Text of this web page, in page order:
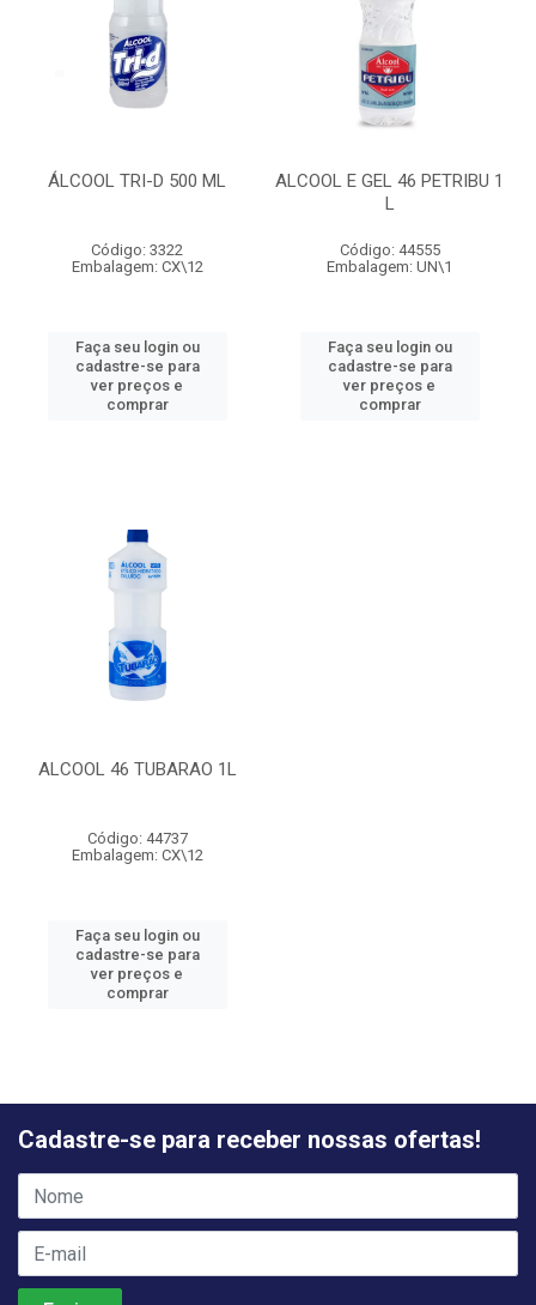
ÁLCOOL TRI-D 500 ML
Código: 3322
Embalagem: CX\12
Faça seu login ou
cadastre-se para
ver preços e
comprar
ALCOOL E GEL 46 PETRIBU 1
L
Código: 44555
Embalagem: UN\1
Faça seu login ou
cadastre-se para
ver preços e
comprar
ALCOOL 46 TUBARAO 1L
Código: 44737
Embalagem: CX\12
Faça seu login ou
cadastre-se para
ver preços e
comprar
Cadastre-se para receber nossas ofertas!